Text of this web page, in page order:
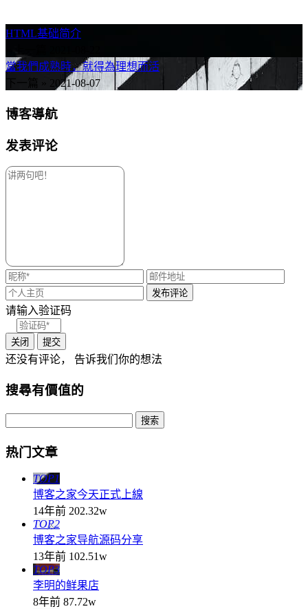
HTML基础简介
當我們成熟時，就得為理想而活
下一篇 »
2021-08-07
博客導航
发表评论
请输入验证码
关闭 提交
还没有评论， 告诉我们你的想法
搜尋有價值的
热门文章
TOP1
博客之家今天正式上線
14年前 202.32w
TOP2
博客之家导航源码分享
13年前 102.51w
TOP3
李明的鲜果店
8年前 87.72w